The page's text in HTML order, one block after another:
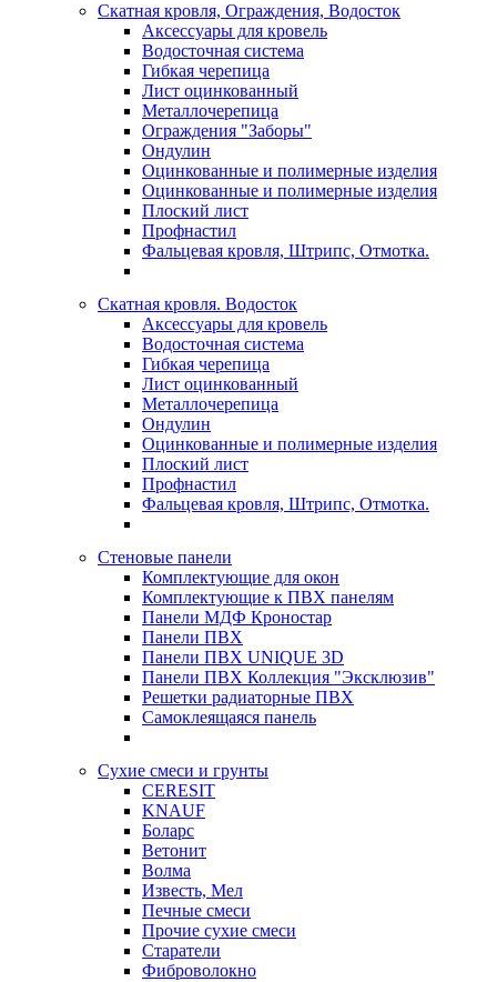
Скатная кровля, Ограждения, Водосток
Аксессуары для кровель
Водосточная система
Гибкая черепица
Лист оцинкованный
Металлочерепица
Ограждения "Заборы"
Ондулин
Оцинкованные и полимерные изделия
Оцинкованные и полимерные изделия
Плоский лист
Профнастил
Фальцевая кровля, Штрипс, Отмотка.
Скатная кровля. Водосток
Аксессуары для кровель
Водосточная система
Гибкая черепица
Лист оцинкованный
Металлочерепица
Ондулин
Оцинкованные и полимерные изделия
Плоский лист
Профнастил
Фальцевая кровля, Штрипс, Отмотка.
Стеновые панели
Комплектующие для окон
Комплектующие к ПВХ панелям
Панели МДФ Кроностар
Панели ПВХ
Панели ПВХ UNIQUE 3D
Панели ПВХ Коллекция "Эксклюзив"
Решетки радиаторные ПВХ
Самоклеящаяся панель
Сухие смеси и грунты
CERESIT
KNAUF
Боларс
Ветонит
Волма
Известь, Мел
Печные смеси
Прочие сухие смеси
Старатели
Фиброволокно